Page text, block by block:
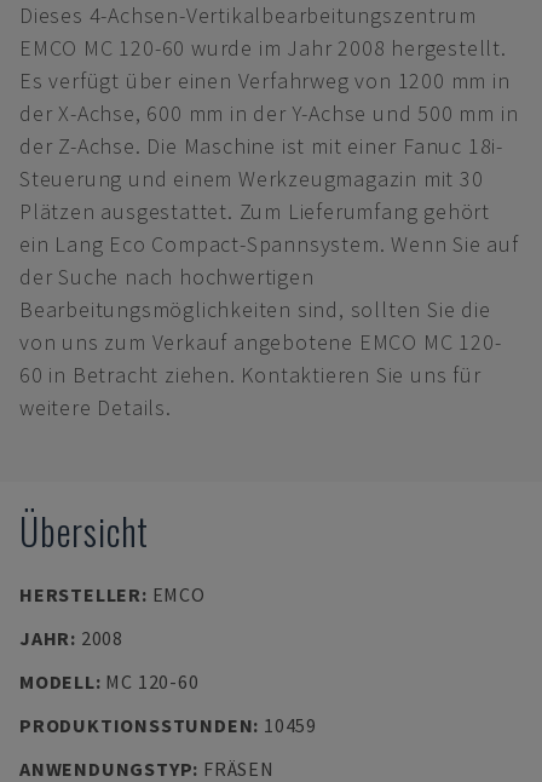
Dieses 4-Achsen-Vertikalbearbeitungszentrum
EMCO MC 120-60 wurde im Jahr 2008 hergestellt.
Es verfügt über einen Verfahrweg von 1200 mm in
der X-Achse, 600 mm in der Y-Achse und 500 mm in
der Z-Achse. Die Maschine ist mit einer Fanuc 18i-
Steuerung und einem Werkzeugmagazin mit 30
Plätzen ausgestattet. Zum Lieferumfang gehört
ein Lang Eco Compact-Spannsystem. Wenn Sie auf
der Suche nach hochwertigen
Bearbeitungsmöglichkeiten sind, sollten Sie die
von uns zum Verkauf angebotene EMCO MC 120-
60 in Betracht ziehen. Kontaktieren Sie uns für
weitere Details.
Übersicht
HERSTELLER: EMCO
JAHR: 2008
MODELL: MC 120-60
PRODUKTIONSSTUNDEN: 10459
ANWENDUNGSTYP: FRÄSEN